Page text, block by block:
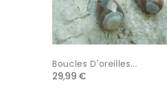
Boucles D'oreilles...
29,99 €